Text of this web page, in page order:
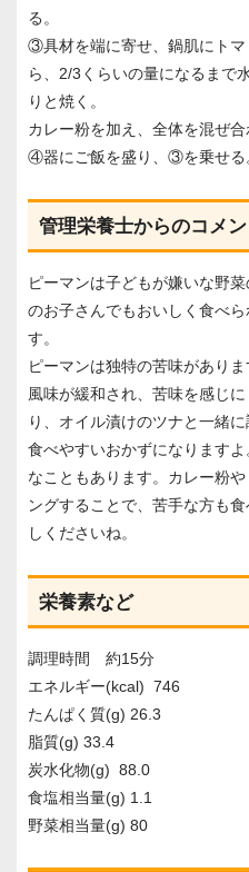
る。
③具材を端に寄せ、鍋肌にトマ
ら、2/3くらいの量になるまで
りと焼く。
カレー粉を加え、全体を混ぜ合
④器にご飯を盛り、③を乗せる
管理栄養士からのコメン
ピーマンは子どもが嫌いな野
のお子さんでもおいしく食べ
す。
ピーマンは独特の苦味があり
風味が緩和され、苦味を感じ
り、オイル漬けのツナと一緒
食べやすいおかずになります
なこともあります。カレー粉
ングすることで、苦手な方も
しくださいね。
栄養素など
調理時間 約15分
エネルギー(kcal) 746
たんぱく質(g) 26.3
脂質(g) 33.4
炭水化物(g) 88.0
食塩相当量(g) 1.1
野菜相当量(g) 80